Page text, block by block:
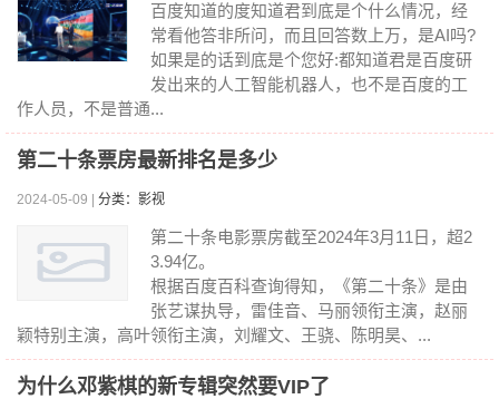
百度知道的度知道君到底是个什么情况，经
常看他答非所问，而且回答数上万，是AI吗?
如果是的话到底是个您好:都知道君是百度研
发出来的人工智能机器人，也不是百度的工
作人员，不是普通...
第二十条票房最新排名是多少
2024-05-09 | 分类：影视
第二十条电影票房截至2024年3月11日，超2
3.94亿。
根据百度百科查询得知，《第二十条》是由
张艺谋执导，雷佳音、马丽领衔主演，赵丽
颖特别主演，高叶领衔主演，刘耀文、王骁、陈明昊、...
为什么邓紫棋的新专辑突然要VIP了